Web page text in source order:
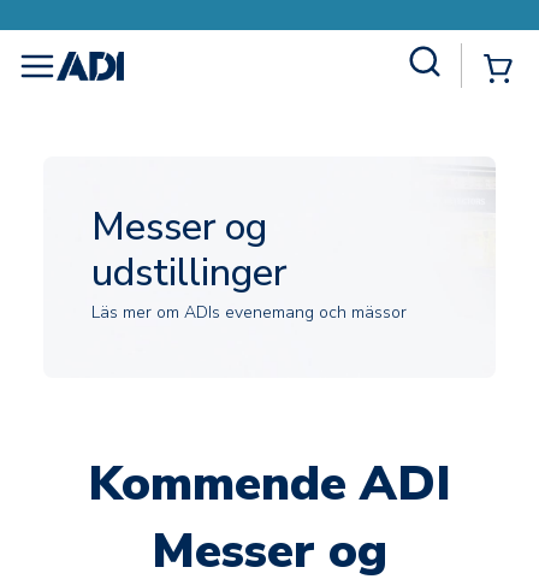
menu
Messer og
udstillinger
Läs mer om ADIs evenemang och mässor
Kommende ADI
Messer og